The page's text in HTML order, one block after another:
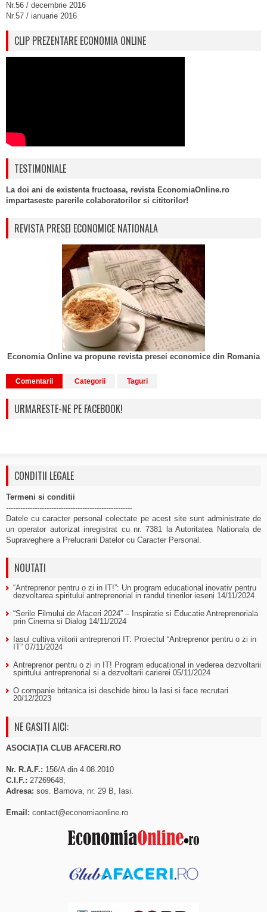
Nr.56 / decembrie 2016
Nr.57 / ianuarie 2016
CLIP PREZENTARE ECONOMIA ONLINE
TESTIMONIALE
La doi ani de existenta fructoasa, revista EconomiaOnline.ro
impartaseste parerile colaboratorilor si cititorilor!
REVISTA PRESEI ECONOMICE NATIONALA
Economia Online va propune revista presei economice din Romania
Comentarii Categorii Taguri
URMARESTE-NE PE FACEBOOK!
CONDITII LEGALE
Termeni si conditii
-----------------------------------------------------
Datele cu caracter personal colectate pe acest site sunt administrate de
un operator autorizat inregistrat cu nr. 7381 la Autoritatea Nationala de
Supraveghere a Prelucrarii Datelor cu Caracter Personal.
NOUTATI
“Antreprenor pentru o zi in IT!”: Un program educational inovativ pentru
dezvoltarea spiritului antreprenorial in randul tinerilor ieseni 14/11/2024
“Serile Filmului de Afaceri 2024” – Inspiratie si Educatie Antreprenoriala
prin Cinema si Dialog 14/11/2024
Iasul cultiva viitorii antreprenori IT: Proiectul “Antreprenor pentru o zi in
IT” 07/11/2024
Antreprenor pentru o zi in IT! Program educational in vederea dezvoltarii
spiritului antreprenorial si a dezvoltarii carierei 05/11/2024
O companie britanica isi deschide birou la Iasi si face recrutari
20/12/2023
NE GASITI AICI:
ASOCIAȚIA CLUB AFACERI.RO
Nr. R.A.F.: 156/A din 4.08.2010
C.I.F.: 27269648;
Adresa: sos. Barnova, nr. 29 B, Iasi.
Email: contact@economiaonline.ro